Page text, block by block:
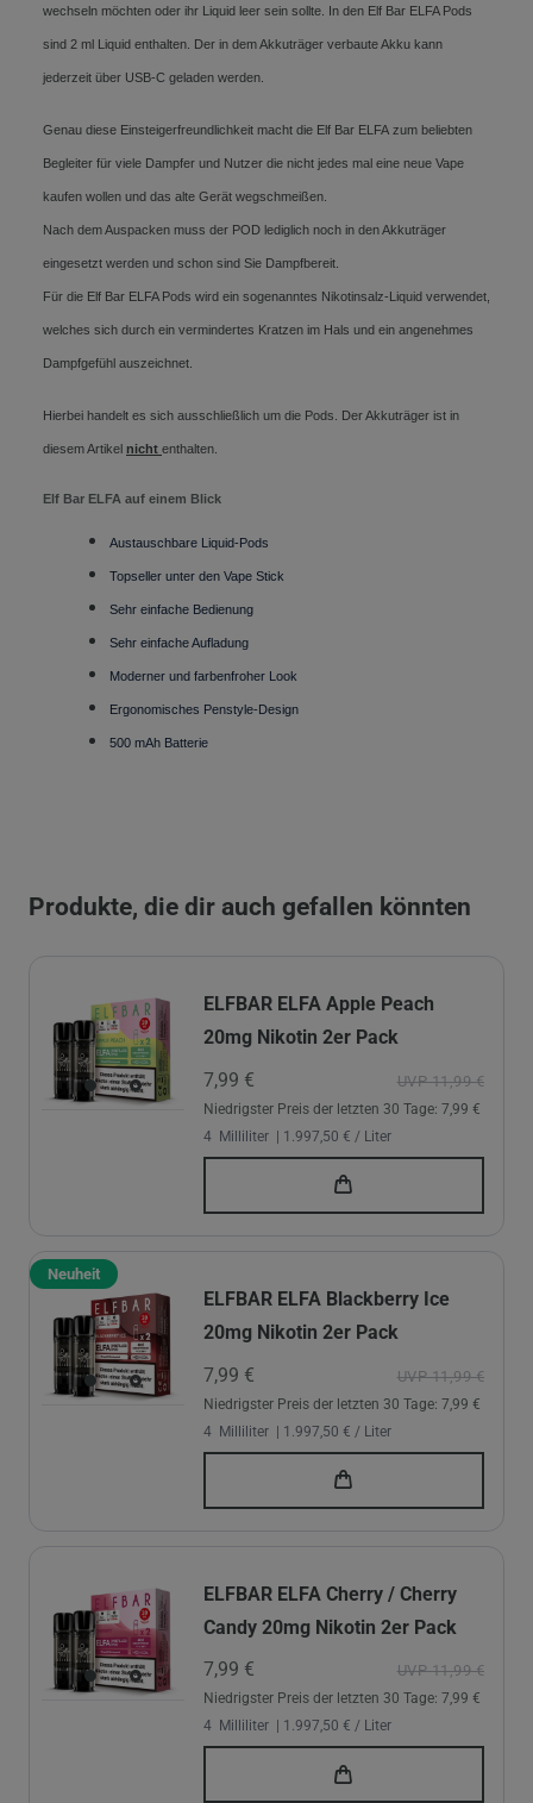
wechseln möchten oder ihr Liquid leer sein sollte. In den Elf Bar ELFA Pods
sind 2 ml Liquid enthalten. Der in dem Akkuträger verbaute Akku kann
jederzeit über USB-C geladen werden.
Genau diese Einsteigerfreundlichkeit macht die Elf Bar ELFA zum beliebten
Begleiter für viele Dampfer und Nutzer die nicht jedes mal eine neue Vape
kaufen wollen und das alte Gerät wegschmeißen.
Nach dem Auspacken muss der POD lediglich noch in den Akkuträger
eingesetzt werden und schon sind Sie Dampfbereit.
Für die Elf Bar ELFA Pods wird ein sogenanntes Nikotinsalz-Liquid verwendet,
welches sich durch ein vermindertes Kratzen im Hals und ein angenehmes
Dampfgefühl auszeichnet.
Hierbei handelt es sich ausschließlich um die Pods. Der Akkuträger ist in
diesem Artikel nicht enthalten.
Elf Bar ELFA auf einem Blick
Austauschbare Liquid-Pods
Topseller unter den Vape Stick
Sehr einfache Bedienung
Sehr einfache Aufladung
Moderner und farbenfroher Look
Ergonomisches Penstyle-Design
500 mAh Batterie
Produkte, die dir auch gefallen könnten
ELFBAR ELFA Apple Peach
20mg Nikotin 2er Pack
UVP 11,99 €
7,99 €
Niedrigster Preis der letzten 30 Tage: 7,99 €
4 Milliliter | 1.997,50 € / Liter
Neuheit
ELFBAR ELFA Blackberry Ice
20mg Nikotin 2er Pack
UVP 11,99 €
7,99 €
Niedrigster Preis der letzten 30 Tage: 7,99 €
4 Milliliter | 1.997,50 € / Liter
ELFBAR ELFA Cherry / Cherry
Candy 20mg Nikotin 2er Pack
UVP 11,99 €
7,99 €
Niedrigster Preis der letzten 30 Tage: 7,99 €
4 Milliliter | 1.997,50 € / Liter